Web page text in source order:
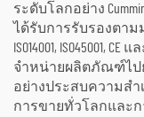
ระดับโลกอย่าง
ได้รับการรับรองตาม
ISO14001, ISO45001,
จำหน่ายผลิตภัณฑ์ไป
อย่างประสบความสำ
การขายทั่วโลกและ